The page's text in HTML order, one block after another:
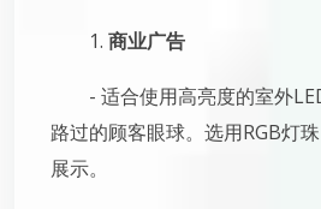
1. 商业广告
- 适合使用高亮度的室外
路过的顾客眼球。选用RGB灯
展示。